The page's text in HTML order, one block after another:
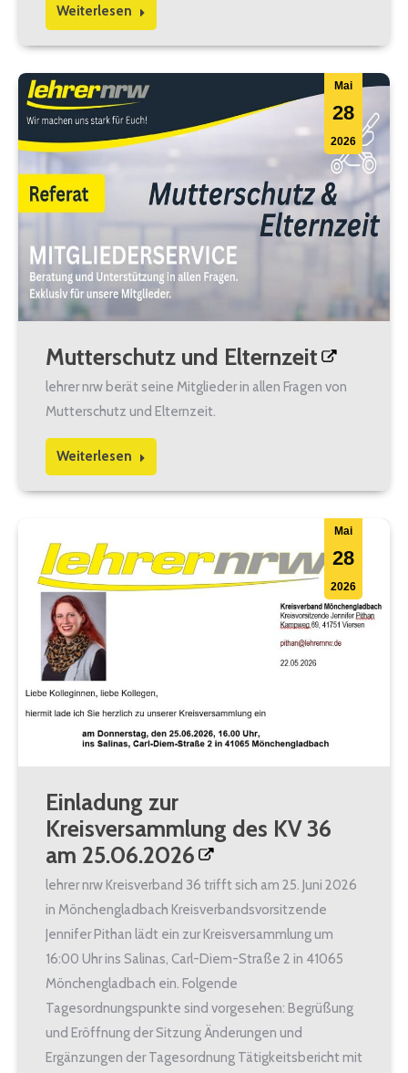
Weiterlesen
Mai
28
2026
Mutterschutz und Elternzeit
lehrer nrw berät seine Mitglieder in allen Fragen von
Mutterschutz und Elternzeit.
Weiterlesen
Mai
28
2026
Einladung zur
Kreisversammlung des KV 36
am 25.06.2026
lehrer nrw Kreisverband 36 trifft sich am 25. Juni 2026
in Mönchengladbach Kreisverbandsvorsitzende
Jennifer Pithan lädt ein zur Kreisversammlung um
16:00 Uhr ins Salinas, Carl-Diem-Straße 2 in 41065
Mönchengladbach ein. Folgende
Tagesordnungspunkte sind vorgesehen: Begrüßung
und Eröffnung der Sitzung Änderungen und
Ergänzungen der Tagesordnung Tätigkeitsbericht mit